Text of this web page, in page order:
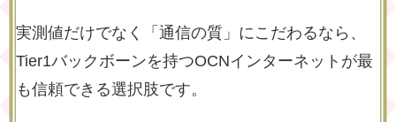
実測値だけでなく「通信の質」にこだわるなら、
Tier1バックボーンを持つOCNインターネット が最
も信頼できる選択肢です。